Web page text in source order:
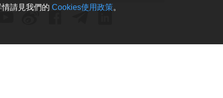
157
0
請見我們的 Cookies使用政策。